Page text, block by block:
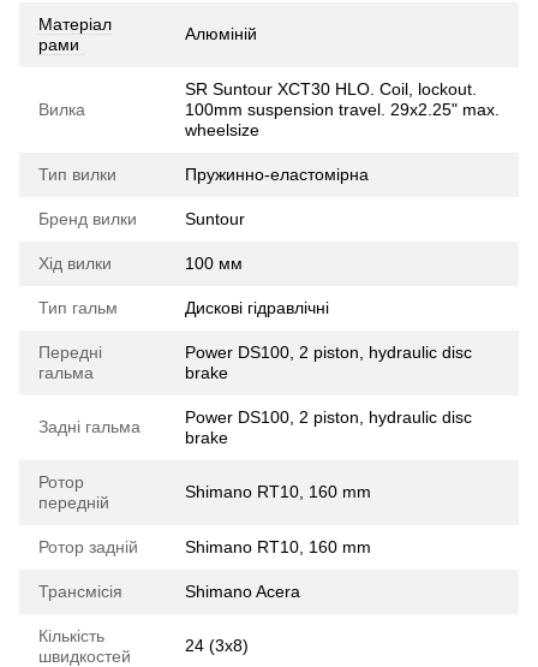
Матеріал
рами
Алюміній
Вилка
SR Suntour XCT30 HLO. Coil, lockout.
100mm suspension travel. 29x2.25" max.
wheelsize
Тип вилки Пружинно-еластомірна
Бренд вилки Suntour
Хід вилки 100 мм
Тип гальм Дискові гідравлічні
Передні
гальма
Power DS100, 2 piston, hydraulic disc
brake
Задні гальма
Power DS100, 2 piston, hydraulic disc
brake
Ротор
передній
Shimano RT10, 160 mm
Ротор задній Shimano RT10, 160 mm
Трансмісія Shimano Acera
Кількість
швидкостей
24 (3x8)